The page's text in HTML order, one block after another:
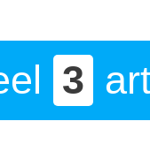
3